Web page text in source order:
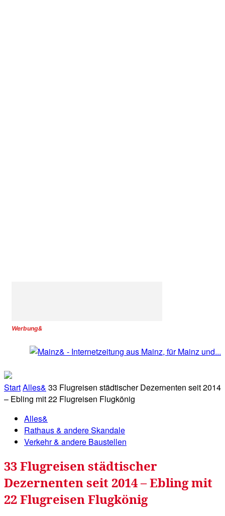
Werbung&
StartAlles& 33 Flugreisen städtischer Dezernenten seit 2014
– Ebling mit 22 Flugreisen Flugkönig
Alles&
Rathaus & andere Skandale
Verkehr & andere Baustellen
33 Flugreisen städtischer
Dezernenten seit 2014 – Ebling mit
22 Flugreisen Flugkönig